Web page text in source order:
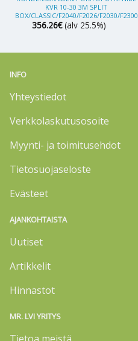
KVR 10-30 3M SPLIT
BOX/CLASSIC/F2040/F2026/F2030/F2300
356.26€ (alv 25.5%)
INFO
Yhteystiedot
Verkkolaskutusosoite
Myynti- ja toimitusehdot
Tietosuojaseloste
Evästeet
AJANKOHTAISTA
Uutiset
Artikkelit
Hinnastot
MR. LVI YRITYS
Tietoa meistä